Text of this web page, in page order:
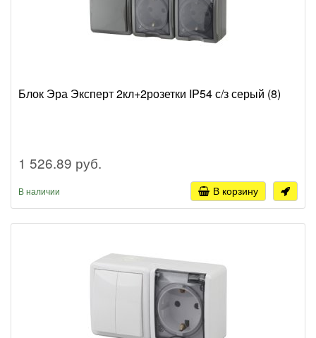
Блок Эра Эксперт 2кл+2розетки IP54 с/з серый (8)
1 526.89 руб.
В наличии В корзину